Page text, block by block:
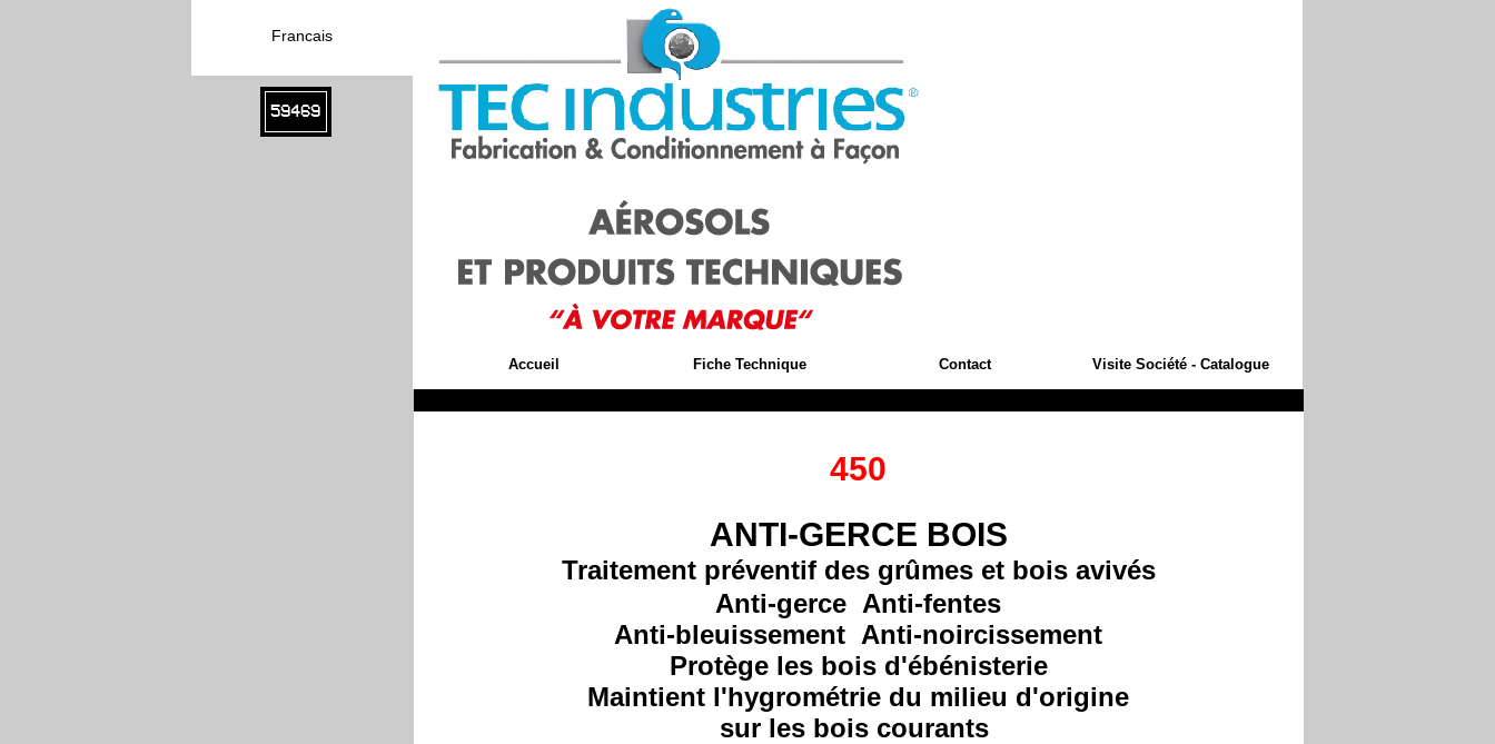
Francais
59469
Accueil Fiche Technique Contact Visite Société - Catalogue
450
ANTI-GERCE BOIS
Traitement préventif des grûmes et bois avivés
Anti-gerce Anti-fentes
Anti-bleuissement Anti-noircissement
Protège les bois d'ébénisterie
Maintient l'hygrométrie du milieu d'origine
sur les bois courants